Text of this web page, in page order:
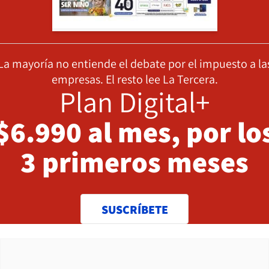
mayoría no entiende el debate por el impuesto a
empresas. El resto lee La Tercera.
Plan Digital+
al mes, por
3 primeros meses
SUSCRÍBETE